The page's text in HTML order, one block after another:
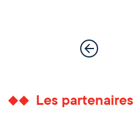
Les partenaires